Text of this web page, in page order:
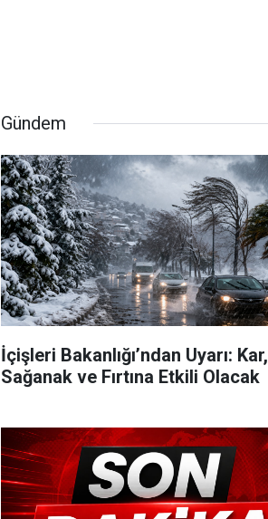
Gündem
İçişleri Bakanlığı’ndan Uyarı: Kar,
Sağanak ve Fırtına Etkili Olacak